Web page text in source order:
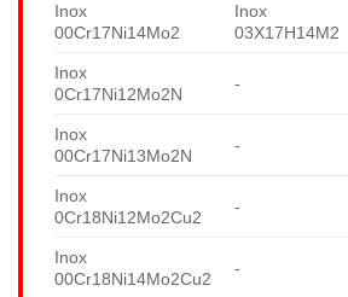
Inox
00Cr17Ni14Mo2
Inox
03X17H14M2
Inox
0Cr17Ni12Mo2N
-
Inox
00Cr17Ni13Mo2N
-
Inox
0Cr18Ni12Mo2Cu2
-
Inox
00Cr18Ni14Mo2Cu2
-